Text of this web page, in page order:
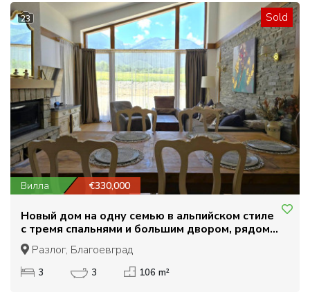
23 Sold
Вилла €330,000
Новый дом на одну семью в альпийском стиле
с тремя спальнями и большим двором, рядом с
гольф-полем Пирин
Разлог, Благоевград
3 3 106 m²